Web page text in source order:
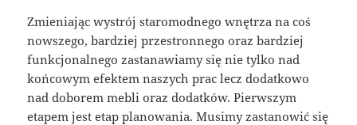
Zmieniając wystrój staromodnego wnętrza na coś
nowszego, bardziej przestronnego oraz bardziej
funkcjonalnego zastanawiamy się nie tylko nad
końcowym efektem naszych prac lecz dodatkowo
nad doborem mebli oraz dodatków. Pierwszym
etapem jest etap planowania. Musimy zastanowić się